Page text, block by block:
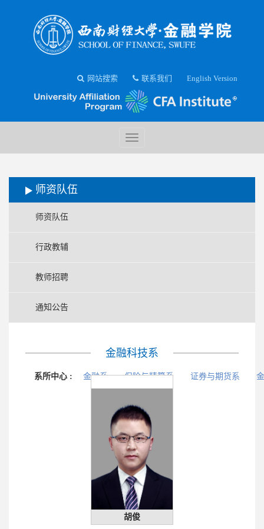
English Version
联系我们
网站搜索
师资队伍
师资队伍
行政教辅
教师招聘
通知公告
金融科技系
系所中心 : 金融系 保险与精算系 证券与期货系
胡俊